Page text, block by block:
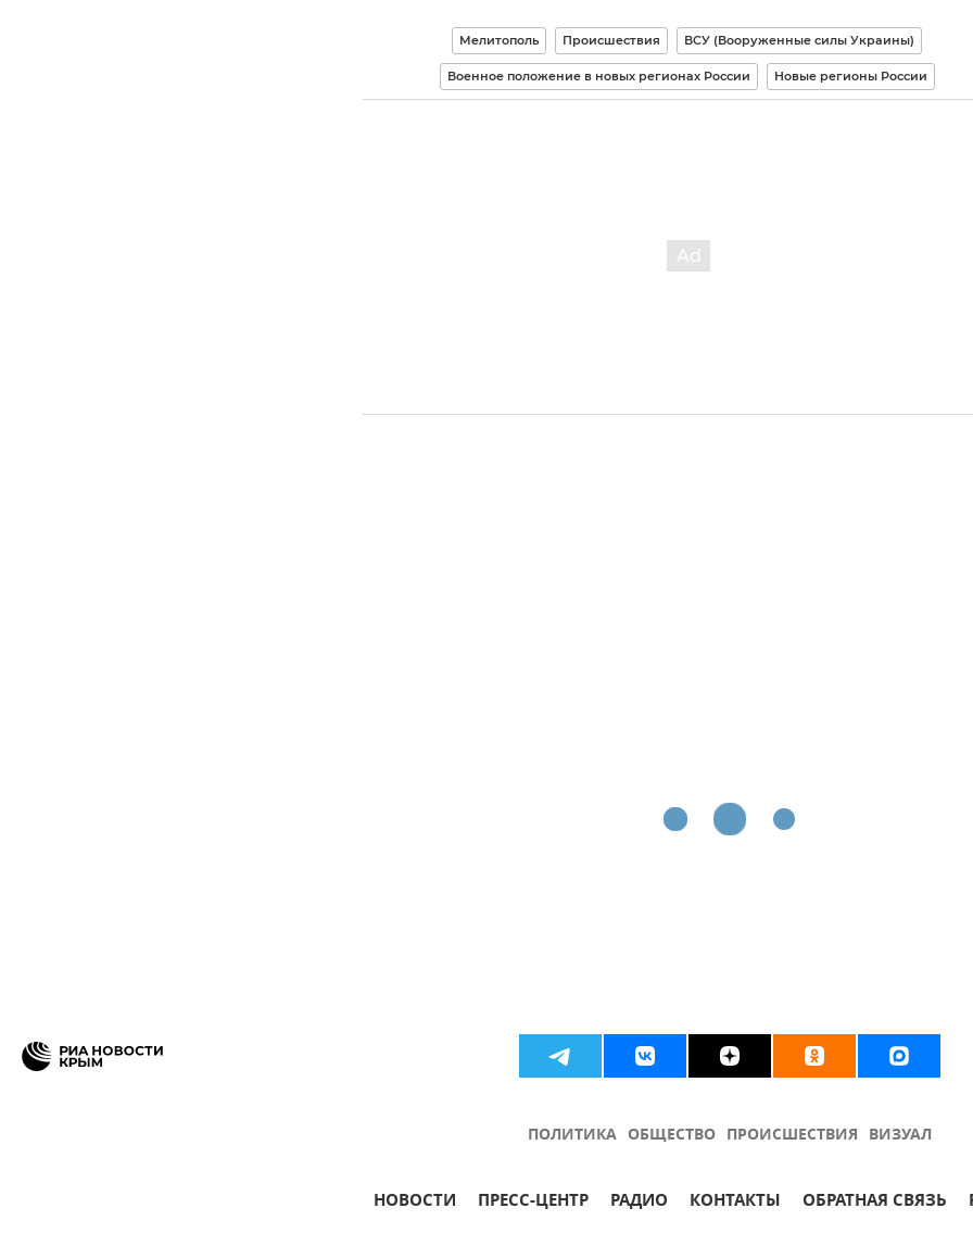
Мелитополь Происшествия ВСУ (Вооруженные силы Украины)
Военное положение в новых регионах России Новые регионы России
ПОЛИТИКА ОБЩЕСТВО ПРОИСШЕСТВИЯ ВИЗУАЛ
НОВОСТИ ПРЕСС-ЦЕНТР РАДИО КОНТАКТЫ ОБРАТНАЯ СВЯЗЬ